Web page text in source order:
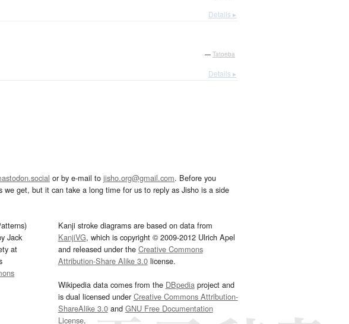
Details ▸
— Tatoeba
Details ▸
or by e-mail to jisho.org@gmail.com. Before you
we get, but it can take a long time for us to reply as Jisho is a side
Jack
at
Kanji stroke diagrams are based on data from
KanjiVG, which is copyright © 2009-2012 Ulrich Apel
and released under the Creative Commons
Attribution-Share Alike 3.0license.
Wikipedia data comes from the DBpediaproject and
is dual licensed underCreative Commons Attribution-
ShareAlike 3.0and GNU Free Documentation
License.